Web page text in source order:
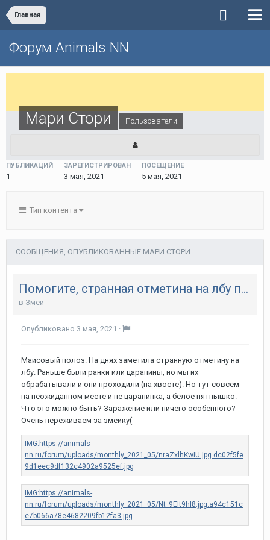
Главная
Форум Animals NN
Мари Стори Пользователи
ПУБЛИКАЦИЙ
1
ЗАРЕГИСТРИРОВАН
3 мая, 2021
ПОСЕЩЕНИЕ
5 мая, 2021
Тип контента
СООБЩЕНИЯ, ОПУБЛИКОВАННЫЕ МАРИ СТОРИ
Помогите, странная отметина на лбу полоза!
в Змеи
Опубликовано 3 мая, 2021 ·
Маисовый полоз. На днях заметила странную отметину на
лбу. Раньше были ранки или царапины, но мы их
обрабатывали и они проходили (на хвосте). Но тут совсем
на неожиданном месте и не царапинка, а белое пятнышко.
Что это можно быть? Заражение или ничего особенного?
Очень переживаем за змейку(